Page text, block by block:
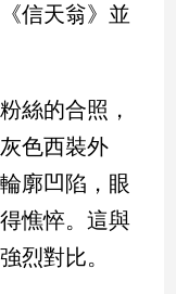
信天翁》並
絲的合照，
色西裝外
廓凹陷，眼
憔悴。這與
烈對比。